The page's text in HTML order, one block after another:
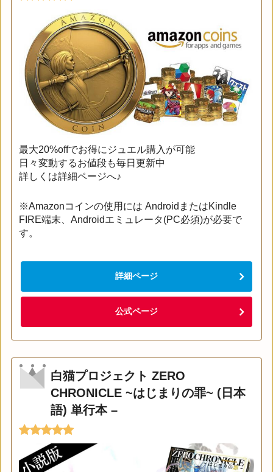
最大20%offでお得にジュエル購入が可能
日々変動するお値段も毎日更新中
詳しくは詳細ページへ♪
※Amazonコインの使用には AndroidまたはKindle
FIRE端末、Androidエミュレータ(PC必須)が必要で
す。
詳細ページ
公式ページ
白猫プロジェクト ZERO
CHRONICLE ~はじまりの罪~ (日本
語) 単行本 –